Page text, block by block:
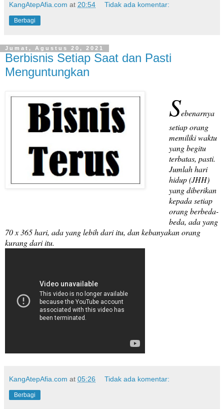
KangAtepAfia.com at 20:54 Tidak ada komentar:
Berbagi
Jumat, Agustus 20, 2021
Berbisnis Setiap Saat dan Pasti
Menguntungkan
Sebenarnya
setiap orang
memiliki waktu
yang begitu
terbatas, pasti.
Jumlah hari
hidup (JHH)
yang diberikan
kepada setiap
orang berbeda-
beda, ada yang
70 x 365 hari, ada yang lebih dari itu, dan kebanyakan orang
kurang dari itu.
KangAtepAfia.com at 05:26 Tidak ada komentar:
Berbagi